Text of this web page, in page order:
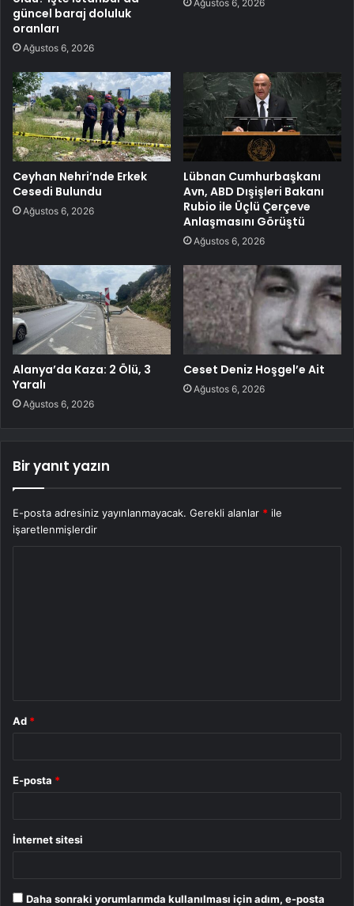
güncel baraj doluluk
oranları
Ağustos 6, 2026
Ağustos 6, 2026
Ceyhan Nehri’nde Erkek
Cesedi Bulundu
Ağustos 6, 2026
Lübnan Cumhurbaşkanı
Avn, ABD Dışişleri Bakanı
Rubio ile Üçlü Çerçeve
Anlaşmasını Görüştü
Ağustos 6, 2026
Alanya’da Kaza: 2 Ölü, 3
Yaralı
Ağustos 6, 2026
Ceset Deniz Hoşgel’e Ait
Ağustos 6, 2026
Bir yanıt yazın
E-posta adresiniz yayınlanmayacak. Gerekli alanlar * ile
işaretlenmişlerdir
Ad *
E-posta *
İnternet sitesi
Daha sonraki yorumlarımda kullanılması için adım, e-posta